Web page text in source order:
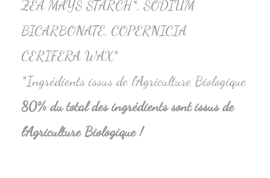
ZEA MAYS STARCH*, SODIUM
BICARBONATE, COPERNICIA
CERIFERA WAX*
*Ingrédients issus de l’Agriculture Biologique
80% du total des ingrédients sont issus de
l’Agriculture Biologique !